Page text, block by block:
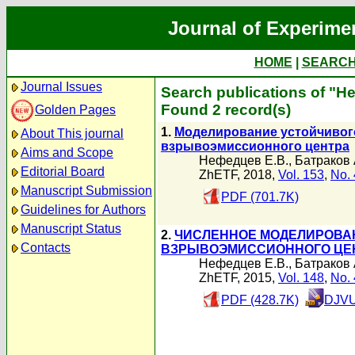
Journal of
HOME
Journal Issues
Golden Pages
About This journal
Aims and Scope
Editorial Board
Manuscript Submission
Guidelines for Authors
Manuscript Status
Contacts
Search publications of
Found 2 record(s)
1. Моделирование
взрывоэмиссионного центра
Нефедцев Е.В.,
ZhETF, 2018, Vol. 153, No.
PDF (701.7K)
2. ЧИСЛЕННОЕ
ВЗРЫВОЭМИССИОННОГО
Нефедцев Е.В.,
ZhETF, 2015, Vol. 148, No.
PDF (428.7K)